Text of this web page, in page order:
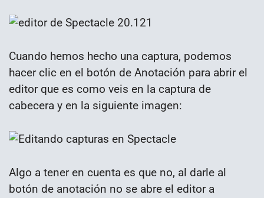
Cuando hemos hecho una captura, podemos
hacer clic en el botón de Anotación para abrir el
editor que es como veis en la captura de
cabecera y en la siguiente imagen:
Algo a tener en cuenta es que no, al darle al
botón de anotación no se abre el editor a